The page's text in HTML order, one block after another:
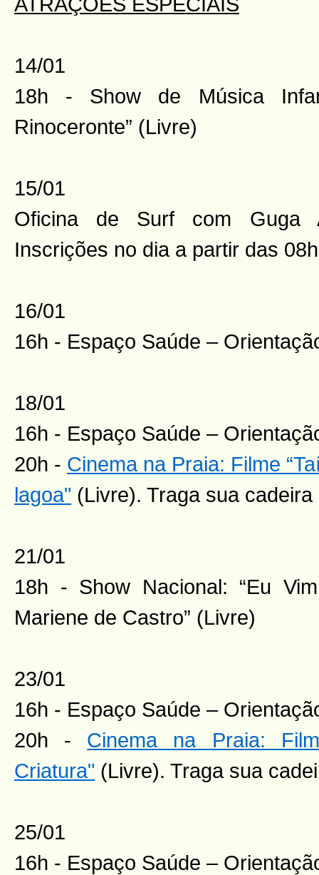
14/01
18h - Show de Música
Rinoceronte” (Livre)
15/01
Oficina de Surf com Guga
Inscrições no dia a partir das
16/01
16h - Espaço Saúde –
18/01
16h - Espaço Saúde –
20h - Cinema na Praia: Filme
lagoa" (Livre). Traga sua cadeira
21/01
18h - Show Nacional: “Eu
Mariene de Castro” (Livre)
23/01
16h - Espaço Saúde –
20h - Cinema na Praia:
Criatura" (Livre). Traga sua
25/01
16h - Espaço Saúde –